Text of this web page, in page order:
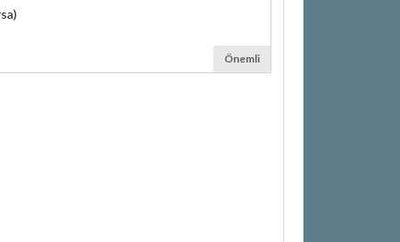
Önemli